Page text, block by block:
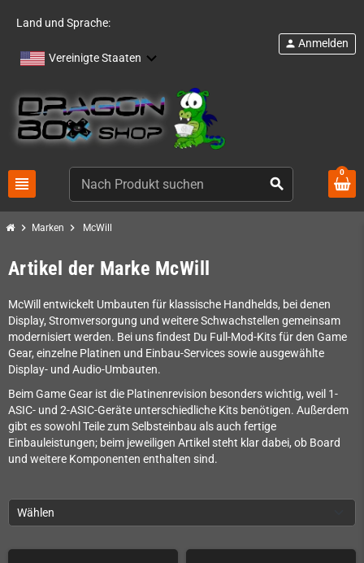
Land und Sprache:
Vereinigte Staaten
view_headline search
person Anmelden
0
chevron_right Marken chevron_right McWill
Artikel der Marke McWill
McWill entwickelt Umbauten für klassische Handhelds, bei denen
Display, Stromversorgung und weitere Schwachstellen gemeinsam
modernisiert werden. Bei uns findest Du Full-Mod-Kits für den Game
Gear, einzelne Platinen und Einbau-Services sowie ausgewählte
Display- und Audio-Umbauten.
Beim Game Gear ist die Platinenrevision besonders wichtig, weil 1-
ASIC- und 2-ASIC-Geräte unterschiedliche Kits benötigen. Außerdem
gibt es sowohl Teile zum Selbsteinbau als auch fertige
Einbauleistungen; beim jeweiligen Artikel steht klar dabei, ob Board
und weitere Komponenten enthalten sind.
Wählen